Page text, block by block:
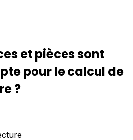
et pièces sont
pour le calcul de
?